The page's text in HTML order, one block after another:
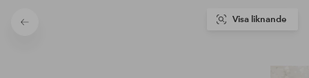
förstasidan
Tillbaka
Visa liknande